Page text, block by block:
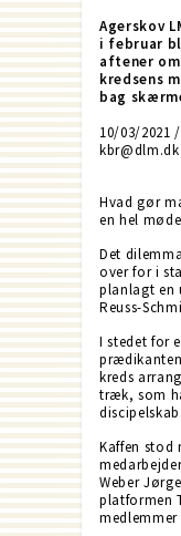
Agerskov
i februar
aftener
kredsens
bag
10/03/2021
kbr@dlm.dk
Hvad gør
en hel
Det
over for i
planlagt en
Reuss-
I stedet for
kreds
træk, som
discipelskab.
Kaffen stod
Weber
platformen